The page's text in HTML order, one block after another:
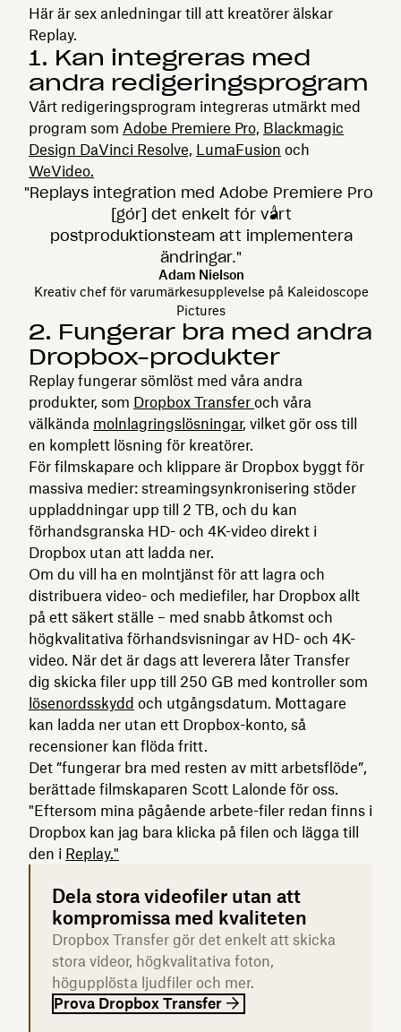
Här är sex anledningar till att kreatörer älskar
Replay.
1. Kan integreras med
andra redigeringsprogram
Vårt redigeringsprogram integreras utmärkt med
program som Adobe Premiere Pro, Blackmagic
Design DaVinci Resolve, LumaFusion och
WeVideo.
"Replays integration med Adobe Premiere Pro
[gör] det enkelt för vårt
postproduktionsteam att implementera
ändringar."
Adam Nielson
Kreativ chef för varumärkesupplevelse på Kaleidoscope
Pictures
2. Fungerar bra med andra
Dropbox-produkter
Replay fungerar sömlöst med våra andra
produkter, som Dropbox Transfer och våra
välkända molnlagringslösningar, vilket gör oss till
en komplett lösning för kreatörer.
För filmskapare och klippare är Dropbox byggt för
massiva medier: streamingsynkronisering stöder
uppladdningar upp till 2 TB, och du kan
förhandsgranska HD- och 4K-video direkt i
Dropbox utan att ladda ner.
Om du vill ha en molntjänst för att lagra och
distribuera video- och mediefiler, har Dropbox allt
på ett säkert ställe – med snabb åtkomst och
högkvalitativa förhandsvisningar av HD- och 4K-
video. När det är dags att leverera låter Transfer
dig skicka filer upp till 250 GB med kontroller som
lösenordsskydd och utgångsdatum. Mottagare
kan ladda ner utan ett Dropbox-konto, så
recensioner kan flöda fritt.
Det ”fungerar bra med resten av mitt arbetsflöde”,
berättade filmskaparen Scott Lalonde för oss.
"Eftersom mina pågående arbete-filer redan finns i
Dropbox kan jag bara klicka på filen och lägga till
den i Replay."
Dela stora videofiler utan att
kompromissa med kvaliteten
Dropbox Transfer gör det enkelt att skicka
stora videor, högkvalitativa foton,
högupplösta ljudfiler och mer.
Prova Dropbox Transfer